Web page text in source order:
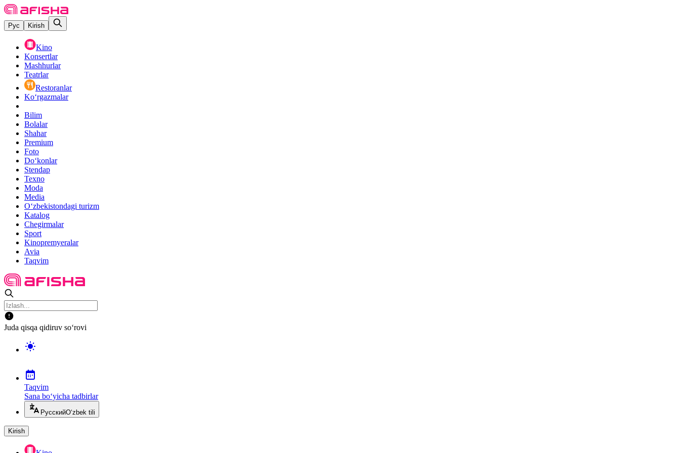
Рус Kirish
Kino
Konsertlar
Mashhurlar
Teatrlar
Restoranlar
Ko‘rgazmalar
Bilim
Bolalar
Shahar
Premium
Foto
Do‘konlar
Stendap
Texno
Moda
Media
O‘zbekistondagi turizm
Katalog
Chegirmalar
Sport
Kinopremyeralar
Avia
Taqvim
Juda qisqa qidiruv so‘rovi
Taqvim
Sana bo‘yicha tadbirlar
РусскийO‘zbek tili
Kirish